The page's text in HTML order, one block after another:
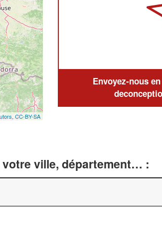
CC-BY-SA
Envoyez-nous
ville, département… :